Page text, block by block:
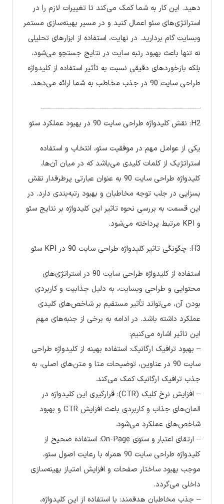
دهید. این کار به شما کمک می‌کند تا تغییرات لازم را در
استراتژی‌های سئو اعمال کنید و در مسیر بهینه‌سازی مستمر
وبسایت گام بردارید. در نهایت، استفاده از ابزارهای تحلیلی
نه تنها باعث بهبود رتبه سایت در نتایج جستجو می‌شود،
بلکه بازخوردهای دقیقی نسبت به تأثیر استفاده از کلیدواژه
طراحی سایت 90 در جذب مخاطب به شما ارائه می‌دهد.
─────────────────────────────
H2: نقش کلیدواژه طراحی سایت 90 در بهبود عملکرد سئو
یکی از عوامل مهم در موفقیت سئو، انتخاب و استفاده
استراتژیک از کلمات کلیدی می‌باشد که در میان آن‌ها،
کلیدواژه طراحی سایت 90 به عنوان عبارتی پرطرفدار نقش
بسزایی در جلب توجه مخاطبان و بهبود رتبه‌بندی دارد. در
این قسمت به بررسی نحوه تاثیر این کلیدواژه بر نتایج سئو
و KPI مرتبط پرداخته می‌شود.
H3: چگونگی تاثیر کلیدواژه طراحی سایت 90 در KPI سئو
استفاده از کلیدواژه طراحی سایت 90 در استراتژی‌های
محتوایی و طراحی وبسایت، به دلیل جذابیت و کاربردی
بودن آن، می‌تواند تأثیر مستقیم بر شاخص‌های کلیدی
عملکرد داشته باشد. در ادامه به برخی از جنبه‌های مهم
این تاثیر اشاره می‌کنیم:
– بهبود ترافیک ارگانیک: استفاده بهینه از کلیدواژه طراحی
سایت 90 در عناوین، توضیحات متا و متن‌های اصلی، به
جذب ترافیک ارگانیک کمک می‌کند.
– افزایش نرخ کلیک (CTR): قرارگیری این کلیدواژه در
المان‌های جذاب و کاربردی باعث افزایش CTR و بهبود
شاخص‌های عملکرد می‌شود.
– ارتقای اعتبار و سئوی On-Page: استفاده صحیح از
کلیدواژه طراحی سایت 90 همراه با رعایت اصول سئو،
موجب بهبود ساختار صفحات و افزایش امتیاز بهینه‌سازی
داخلی می‌گردد.
– جذب مخاطبان هدفمند: با استفاده از این کلیدواژه،